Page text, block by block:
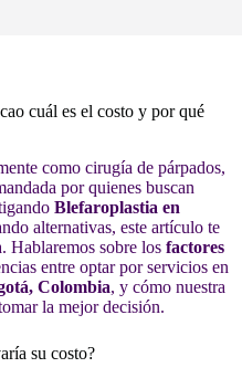
cuál es el costo y por qué
como cirugía de párpados,
por quienes buscan
Blefaroplastia en
alternativas, este artículo te
Hablaremos sobre los factores
entre optar por servicios en
Colombia, y cómo nuestra
la mejor decisión.
su costo?